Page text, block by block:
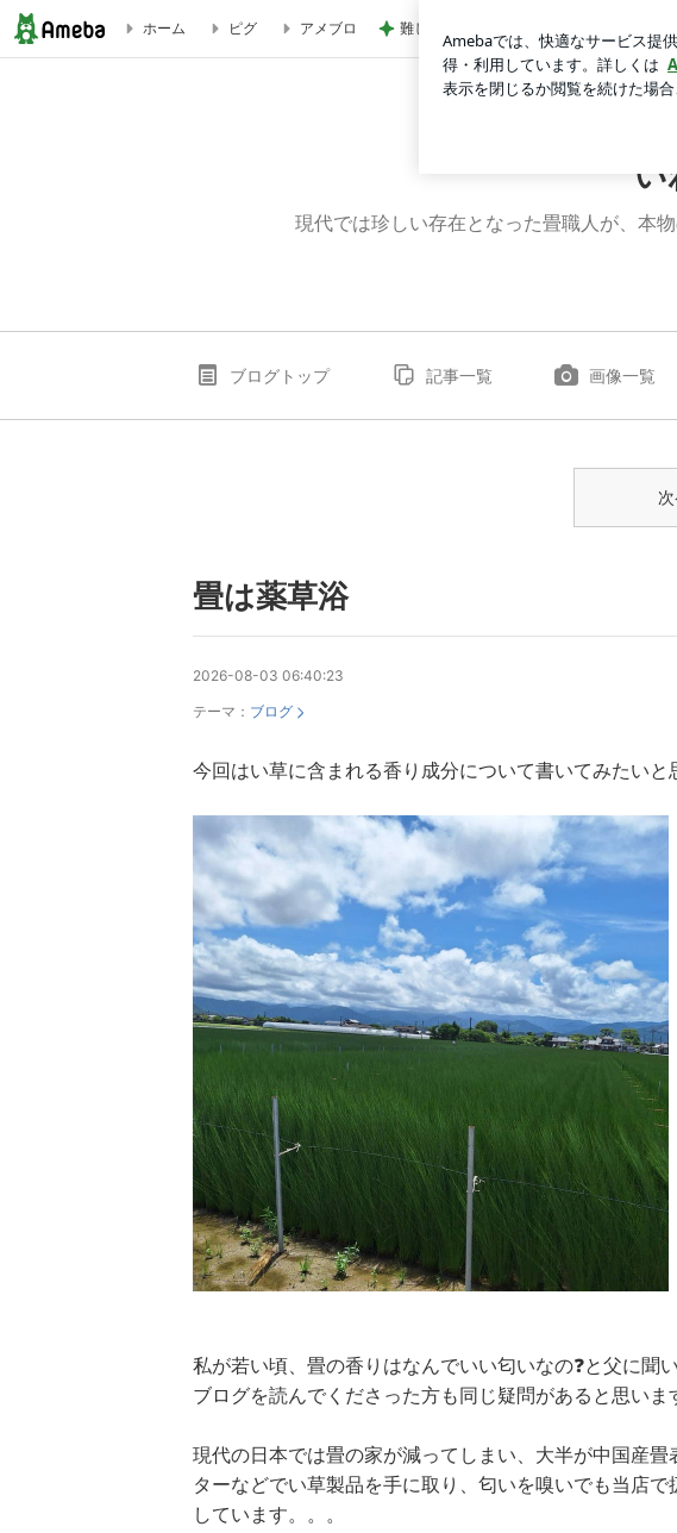
ホーム ピグ アメブロ 難しくて挫折しそうなフロアタイル
い
現代では珍しい存在となった畳職人が、本
ブログトップ 記事一覧 画像一覧
畳は薬草浴
2026-08-03 06:40:23
テーマ： ブログ
今回はい草に含まれる香り成分について書いてみたいと
私が若い頃、畳の香りはなんでいい匂いなの❓と父に聞
ブログを読んでくださった方も同じ疑問があると思いま
現代の日本では畳の家が減ってしまい、大半が中国産
ターなどでい草製品を手に取り、匂いを嗅いでも当店で
しています。。。